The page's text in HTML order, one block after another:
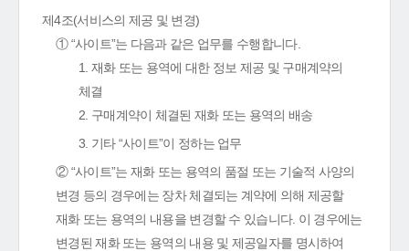
제4조(서비스의 제공 및 변경)
① “사이트”는 다음과 같은 업무를 수행합니다.
1. 재화 또는 용역에 대한 정보 제공 및 구매계약의
체결
2. 구매계약이 체결된 재화 또는 용역의 배송
3. 기타 “사이트”이 정하는 업무
② “사이트”는 재화 또는 용역의 품절 또는 기술적 사양의
변경 등의 경우에는 장차 체결되는 계약에 의해 제공할
재화 또는 용역의 내용을 변경할 수 있습니다. 이 경우에는
변경된 재화 또는 용역의 내용 및 제공일자를 명시하여